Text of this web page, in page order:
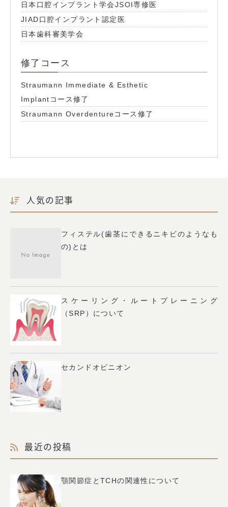
日本口腔インプラント学会JSOI専修医
JIAD口腔インプラント認定医
日本歯科審美学会
修了コース
Straumann Immediate & Esthetic
Implantコース修了
Straumann Overdentureコース修了
人気の記事
フィステル(歯茎にできるニキビのようなも
の)とは
スケーリング・ルートプレーニング
（SRP）について
セカンドオピニオン
最近の投稿
顎関節症とTCHの関連性について